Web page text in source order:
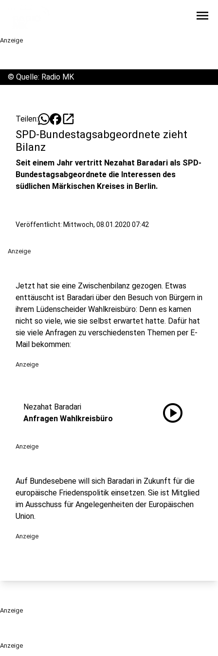
menu
Anzeige
Anzeige
© Quelle: Radio MK
Teilen: open_in_new
SPD-Bundestagsabgeordnete zieht
Bilanz
Seit einem Jahr vertritt Nezahat Baradari als SPD-
Bundestagsabgeordnete die Interessen des
südlichen Märkischen Kreises in Berlin.
Veröffentlicht: Mittwoch, 08.01.2020 07:42
Anzeige
Jetzt hat sie eine Zwischenbilanz gezogen. Etwas
enttäuscht ist Baradari über den Besuch von Bürgern in
ihrem Lüdenscheider Wahlkreisbüro: Denn es kamen
nicht so viele, wie sie selbst erwartet hatte. Dafür hat
sie viele Anfragen zu verschiedensten Themen per E-
Mail bekommen:
Anzeige
Nezahat Baradari
Anfragen Wahlkreisbüro
play_circle
Anzeige
Auf Bundesebene will sich Baradari in Zukunft für die
europäische Friedenspolitik einsetzen. Sie ist Mitglied
im Ausschuss für Angelegenheiten der Europäischen
Union.
Anzeige
Anzeige